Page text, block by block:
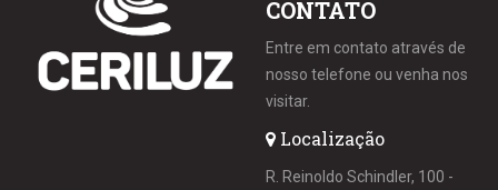
CONTATO
Entre em contato através de
nosso telefone ou venha nos
visitar.
Localização
R. Reinoldo Schindler, 100 -